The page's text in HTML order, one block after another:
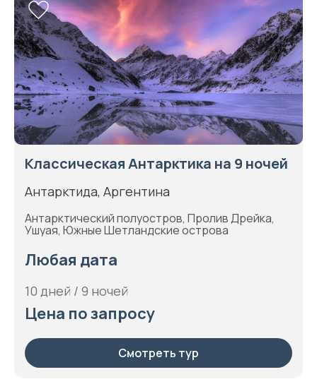
Классическая Антарктика на 9 ночей
Антарктида, Аргентина
Антарктический полуостров, Пролив Дрейка,
Ушуая, Южные Шетландские острова
Любая дата
10 дней / 9 ночей
Цена по запросу
Смотреть тур